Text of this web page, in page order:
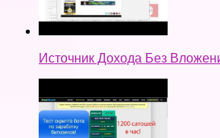
Источник Дохода Без